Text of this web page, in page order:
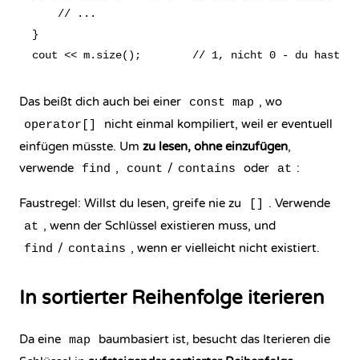
    // ...
}
Das beißt dich auch bei einer const map , wo
operator[]
nicht einmal kompiliert, weil er eventuell
einfügen müsste. Um zu lesen, ohne einzufügen,
verwende
find , count / contains oder at :
Faustregel: Willst du lesen, greife nie zu . Verwende
at , wenn der Schlüssel existieren muss, und
find / contains , wenn er vielleicht nicht existiert.
In sortierter Reihenfolge iterieren
Da eine map
baumbasiert ist, besucht das Iterieren die